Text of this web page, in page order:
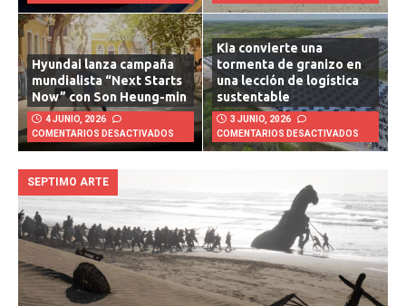
COMENTARIOS DESACTIVADOS
COMENTARIOS DESACTIVADOS
Hyundai lanza campaña
mundialista “Next Starts
Now” con Son Heung-min
4 JUNIO, 2026
COMENTARIOS DESACTIVADOS
Kia convierte una
tormenta de granizo en
una lección de logística
sustentable
3 JUNIO, 2026
COMENTARIOS DESACTIVADOS
SEPTIMO ARTE